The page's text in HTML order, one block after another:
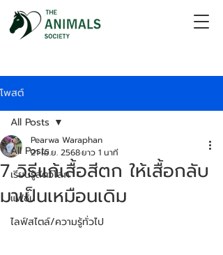
โพสต์
All Posts
เรียนรู้สัตว์โลก
แฟชั่น
ไลฟ์สไตล์/ความรู้ทั่วไป
All Posts
7 วิธีแก้เสื้อสีตก ให้เสื้อกลับ
มาเป็นเหมือนเดิม
Pearwa Waraphan
21 เม.ย. 2568ยาว 1 นาที